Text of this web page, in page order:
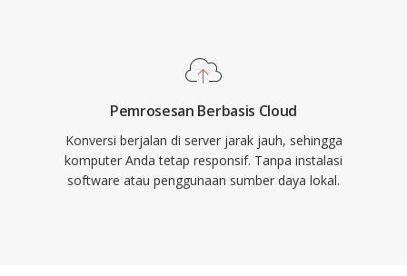
Pemrosesan Berbasis Cloud
Konversi berjalan di server jarak jauh, sehingga
komputer Anda tetap responsif. Tanpa instalasi
software atau penggunaan sumber daya lokal.